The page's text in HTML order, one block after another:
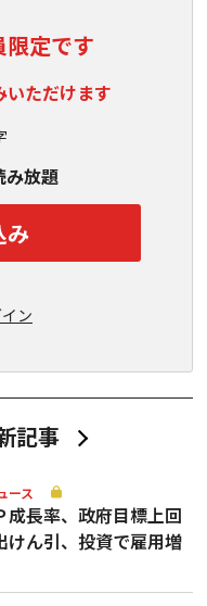
限定です
いただけます
み放題
み
ン
記事
ース
成長率、政府目標上回
けん引、投資で雇用増